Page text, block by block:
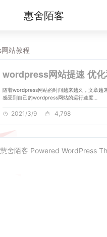
惠舍陌客
站教程
随着wordpress网站的时间越来越久，文章越
感受到自己的wordpress网站的运行速度…
2021/3/9 4,798
慧舍陌客 Powered WordPress